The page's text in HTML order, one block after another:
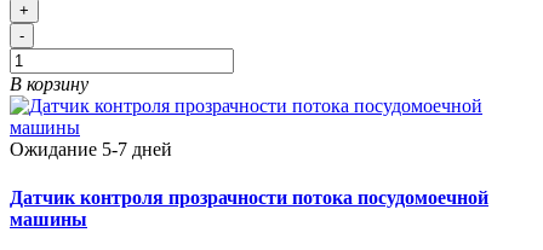
+
-
В корзину
Ожидание 5-7 дней
Датчик контроля прозрачности потока посудомоечной
машины